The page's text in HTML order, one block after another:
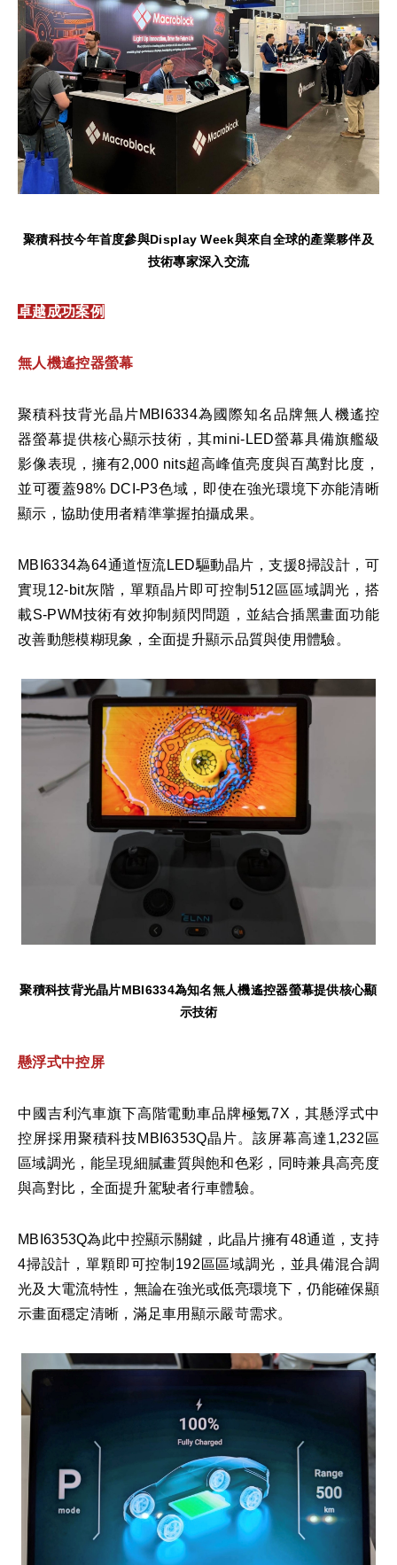
聚積科技今年首度參與Display Week與來自全球的產業夥伴及
技術專家深入交流
卓越成功案例
無人機遙控器螢幕
聚積科技背光晶片MBI6334為國際知名品牌無人機遙控
器螢幕提供核心顯示技術，其mini-LED螢幕具備旗艦級
影像表現，擁有2,000 nits超高峰值亮度與百萬對比度，
並可覆蓋98% DCI-P3色域，即使在強光環境下亦能清晰
顯示，協助使用者精準掌握拍攝成果。
MBI6334為64通道恆流LED驅動晶片，支援8掃設計，可
實現12-bit灰階，單顆晶片即可控制512區區域調光，搭
載S-PWM技術有效抑制頻閃問題，並結合插黑畫面功能
改善動態模糊現象，全面提升顯示品質與使用體驗。
聚積科技背光晶片MBI6334為知名無人機遙控器螢幕提供核心顯
示技術
懸浮式中控屏
中國吉利汽車旗下高階電動車品牌極氪7X，其懸浮式中
控屏採用聚積科技MBI6353Q晶片。該屏幕高達1,232區
區域調光，能呈現細膩畫質與飽和色彩，同時兼具高亮度
與高對比，全面提升駕駛者行車體驗。
MBI6353Q為此中控顯示關鍵，此晶片擁有48通道，支持
4掃設計，單顆即可控制192區區域調光，並具備混合調
光及大電流特性，無論在強光或低亮環境下，仍能確保顯
示畫面穩定清晰，滿足車用顯示嚴苛需求。